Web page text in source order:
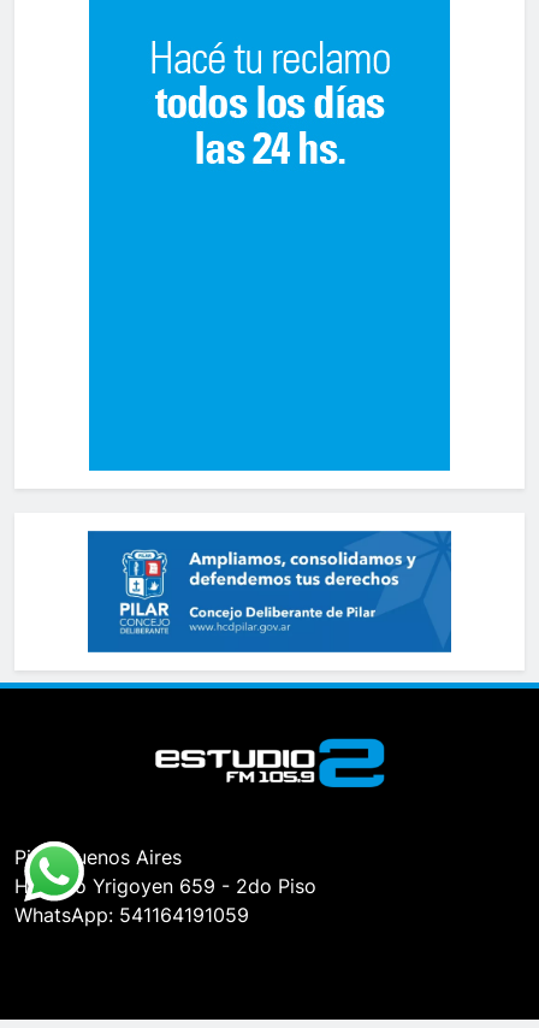
Pilar, Buenos Aires
Hipólito Yrigoyen 659 - 2do Piso
WhatsApp: 541164191059